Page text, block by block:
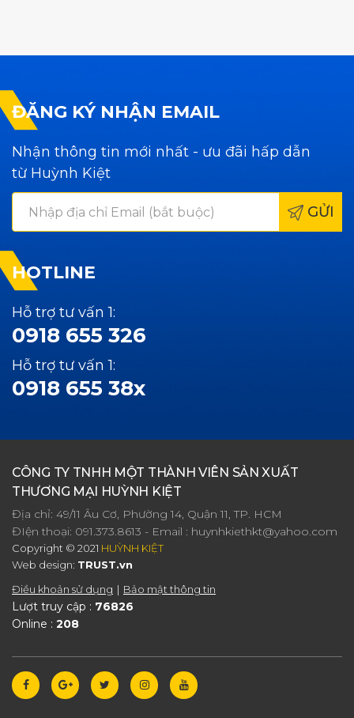
ĐĂNG KÝ NHẬN EMAIL
Nhận thông tin mới nhất - ưu đãi hấp dẫn
từ Huỳnh Kiệt
GỬI
HOTLINE
Hỗ trợ tư vấn 1:
0918 655 326
Hỗ trợ tư vấn 1:
0918 655 38x
CÔNG TY TNHH MỘT THÀNH VIÊN SẢN XUẤT
THƯƠNG MẠI HUỲNH KIỆT
Địa chỉ: 49/11 Âu Cơ, Phường 14, Quận 11, TP. HCM
ĐIện thoại: 091.373.8613 - Email : huynhkiethkt@yahoo.com
Copyright © 2021 HUỲNH KIỆT
Web design: TRUST.vn
Điều khoản sử dụng
Bảo mật thông tin
Lượt truy cập : 76826
Online : 208